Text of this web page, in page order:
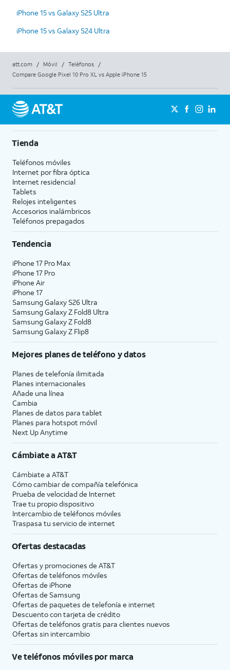
iPhone 15 vs Galaxy S25 Ultra
iPhone 15 vs Galaxy S24 Ultra
att.com / Móvil / Teléfonos
/
Compare Google Pixel 10 Pro XL vs Apple iPhone 15
Tienda
Teléfonos móviles
Internet por fibra óptica
Internet residencial
Tablets
Relojes inteligentes
Accesorios inalámbricos
Teléfonos prepagados
Tendencia
iPhone 17 Pro Max
iPhone 17 Pro
iPhone Air
iPhone 17
Samsung Galaxy S26 Ultra
Samsung Galaxy Z Fold8 Ultra
Samsung Galaxy Z Fold8
Samsung Galaxy Z Flip8
Mejores planes de teléfono y datos
Planes de telefonía ilimitada
Planes internacionales
Añade una línea
Cambia
Planes de datos para tablet
Planes para hotspot móvil
Next Up Anytime
Cámbiate aAT&T
Cámbiate a AT&T
Cómo cambiar de compañía telefónica
Prueba de velocidad de Internet
Trae tu propio dispositivo
Intercambio de teléfonos móviles
Traspasa tu servicio de internet
Ofertas destacadas
Ofertas y promociones de AT&T
Ofertas de teléfonos móviles
Ofertas de iPhone
Ofertas de Samsung
Ofertas de paquetes de telefonía e internet
Descuento con tarjeta de crédito
Ofertas de teléfonos gratis para clientes nuevos
Ofertas sin intercambio
Ve teléfonos móviles por marca